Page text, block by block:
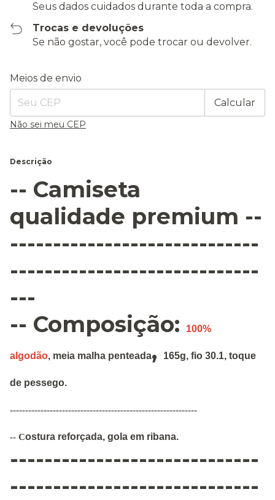
Seus dados cuidados durante toda a compra.
Trocas e devoluções
Se não gostar, você pode trocar ou devolver.
Entregas para o CEP:
Meios de envio
Calcular
Não sei meu CEP
Descrição
-- Camiseta
qualidade premium --
-----------------------------
-----------------------------
---
-- Composição:
100%
algodão, meia malha penteada, 165g, fio 30.1, toque
de pessego.
-------------------------------------------------------------
-- Costura reforçada, gola em ribana.
-----------------------------
-----------------------------